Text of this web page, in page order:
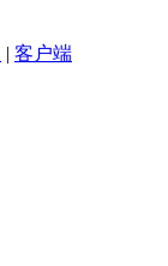
| 客户端